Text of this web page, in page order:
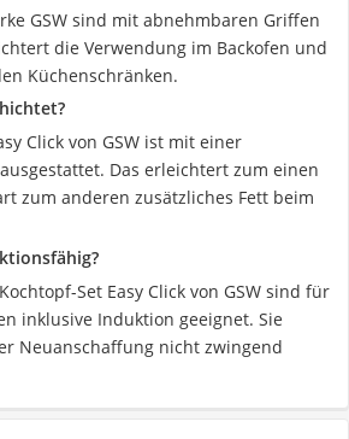
GSW sind mit abnehmbaren Griffen
die Verwendung im Backofen und
Küchenschränken.
Click von GSW ist mit einer
Das erleichtert zum einen
zum anderen zusätzliches Fett beim
Set Easy Click von GSW sind für
inklusive Induktion geeignet. Sie
Neuanschaffung nicht zwingend